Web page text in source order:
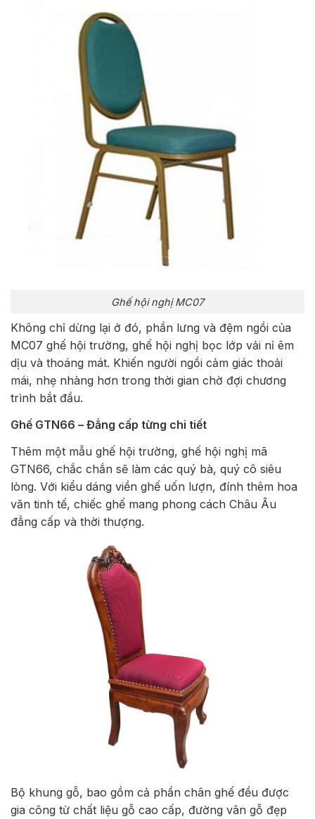
Ghế hội nghị MC07
Không chỉ dừng lại ở đó, phần lưng và đệm ngồi của
MC07 ghế hội trường, ghế hội nghị bọc lớp vải nỉ êm
dịu và thoáng mát. Khiến người ngồi cảm giác thoải
mái, nhẹ nhàng hơn trong thời gian chờ đợi chương
trình bắt đầu.
Ghế GTN66 – Đẳng cấp từng chi tiết
Thêm một mẫu ghế hội trường, ghế hội nghị mã
GTN66, chắc chắn sẽ làm các quý bà, quý cô siêu
lòng. Với kiểu dáng viền ghế uốn lượn, đính thêm hoa
văn tinh tế, chiếc ghế mang phong cách Châu Âu
đẳng cấp và thời thượng.
Bộ khung gỗ, bao gồm cả phần chân ghế đều được
gia công từ chất liệu gỗ cao cấp, đường vân gỗ đẹp